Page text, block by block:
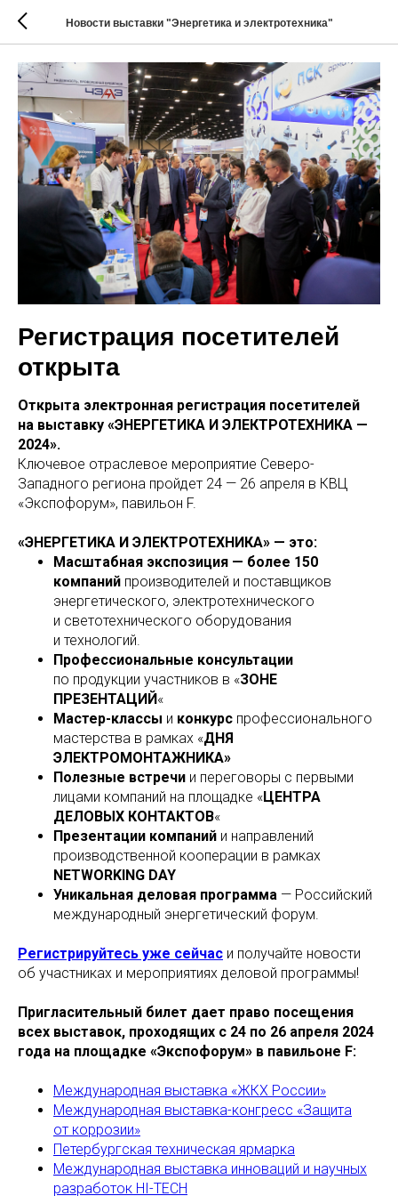
Новости выставки "Энергетика и электротехника"
Регистрация посетителей
открыта
Открыта электронная регистрация посетителей
на выставку «ЭНЕРГЕТИКА И ЭЛЕКТРОТЕХНИКА —
2024».
Ключевое отраслевое мероприятие Северо-
Западного региона пройдет 24 — 26 апреля в КВЦ
«Экспофорум», павильон F.
«ЭНЕРГЕТИКА И ЭЛЕКТРОТЕХНИКА» — это:
Масштабная экспозиция — более 150
компаний производителей и поставщиков
энергетического, электротехнического
и светотехнического оборудования
и технологий.
Профессиональные консультации
по продукции участников в «ЗОНЕ
ПРЕЗЕНТАЦИЙ«
Мастер-классы и конкурс профессионального
мастерства в рамках «ДНЯ
ЭЛЕКТРОМОНТАЖНИКА»
Полезные встречи и переговоры с первыми
лицами компаний на площадке «ЦЕНТРА
ДЕЛОВЫХ КОНТАКТОВ«
Презентации компаний и направлений
производственной кооперации в рамках
NETWORKING DAY
Уникальная деловая программа — Российский
международный энергетический форум.
Регистрируйтесь уже сейчас и получайте новости
об участниках и мероприятиях деловой программы!
Пригласительный билет дает право посещения
всех выставок, проходящих с 24 по 26 апреля 2024
года на площадке «Экспофорум» в павильоне F:
Международная выставка «ЖКХ России»
Международная выставка-конгресс «Защита
от коррозии»
Петербургская техническая ярмарка
Международная выставка инноваций и научных
разработок HI-TECH